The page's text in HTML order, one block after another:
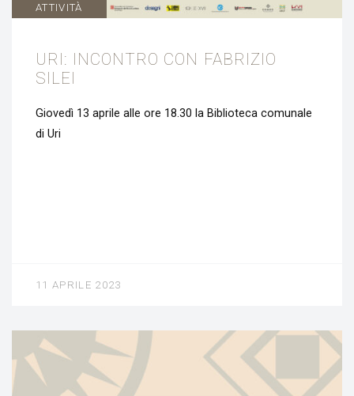
ATTIVITÀ
URI: INCONTRO CON FABRIZIO
SILEI
Giovedì 13 aprile alle ore 18.30 la Biblioteca comunale
di Uri
11 APRILE 2023